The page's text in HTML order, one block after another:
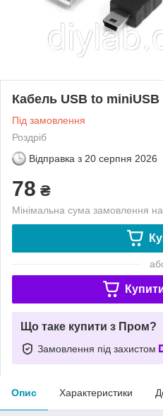
Кабель USB to miniUSB
Під замовлення
Роздріб
Відправка з 20 серпня 2026
78 ₴
Мінімальна сума замовлення
Що таке купити з Пром?
Замовлення під захистом
Опис Характеристики